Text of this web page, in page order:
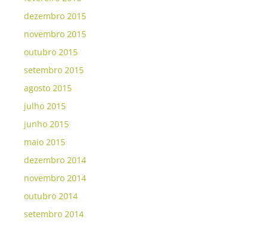
dezembro 2015
novembro 2015
outubro 2015
setembro 2015
agosto 2015
julho 2015
junho 2015
maio 2015
dezembro 2014
novembro 2014
outubro 2014
setembro 2014